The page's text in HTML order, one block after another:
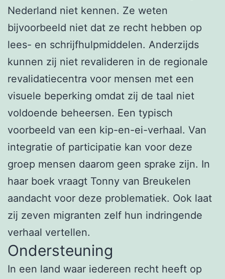
Nederland niet kennen. Ze weten
bijvoorbeeld niet dat ze recht hebben op
lees- en schrijfhulpmiddelen. Anderzijds
kunnen zij niet revalideren in de regionale
revalidatiecentra voor mensen met een
visuele beperking omdat zij de taal niet
voldoende beheersen. Een typisch
voorbeeld van een kip-en-ei-verhaal. Van
integratie of participatie kan voor deze
groep mensen daarom geen sprake zijn. In
haar boek vraagt Tonny van Breukelen
aandacht voor deze problematiek. Ook laat
zij zeven migranten zelf hun indringende
verhaal vertellen.
Ondersteuning
In een land waar iedereen recht heeft op